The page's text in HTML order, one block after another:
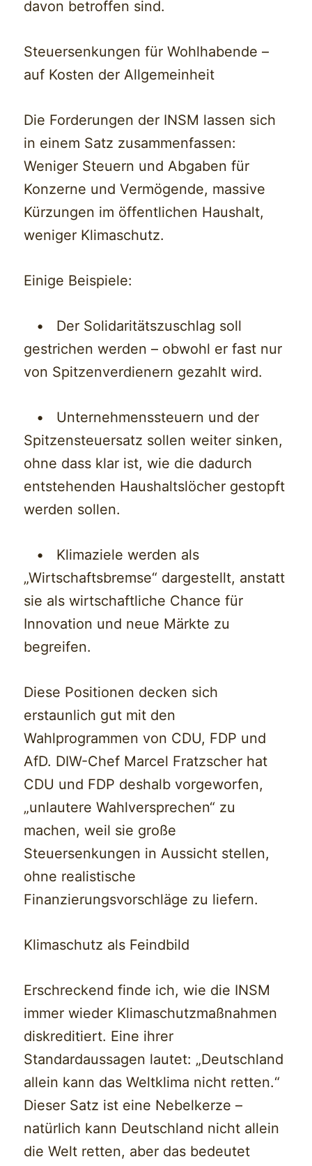
davon betroffen sind.
Steuersenkungen für Wohlhabende –
auf Kosten der Allgemeinheit
Die Forderungen der INSM lassen sich
in einem Satz zusammenfassen:
Weniger Steuern und Abgaben für
Konzerne und Vermögende, massive
Kürzungen im öffentlichen Haushalt,
weniger Klimaschutz.
Einige Beispiele:
• Der Solidaritätszuschlag soll
gestrichen werden – obwohl er fast nur
von Spitzenverdienern gezahlt wird.
• Unternehmenssteuern und der
Spitzensteuersatz sollen weiter sinken,
ohne dass klar ist, wie die dadurch
entstehenden Haushaltslöcher gestopft
werden sollen.
• Klimaziele werden als
„Wirtschaftsbremse“ dargestellt, anstatt
sie als wirtschaftliche Chance für
Innovation und neue Märkte zu
begreifen.
Diese Positionen decken sich
erstaunlich gut mit den
Wahlprogrammen von CDU, FDP und
AfD. DIW-Chef Marcel Fratzscher hat
CDU und FDP deshalb vorgeworfen,
„unlautere Wahlversprechen“ zu
machen, weil sie große
Steuersenkungen in Aussicht stellen,
ohne realistische
Finanzierungsvorschläge zu liefern.
Klimaschutz als Feindbild
Erschreckend finde ich, wie die INSM
immer wieder Klimaschutzmaßnahmen
diskreditiert. Eine ihrer
Standardaussagen lautet: „Deutschland
allein kann das Weltklima nicht retten.“
Dieser Satz ist eine Nebelkerze –
natürlich kann Deutschland nicht allein
die Welt retten, aber das bedeutet